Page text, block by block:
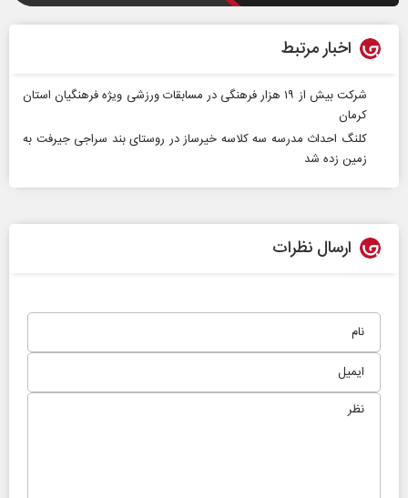
اخبار مرتبط
شرکت بیش از ۱۹ هزار فرهنگی در مسابقات ورزشی ویژه فرهنگیان استان
کرمان
کلنگ احداث مدرسه سه کلاسه خیرساز در روستای بند سراجی جیرفت به
زمین زده شد
ارسال نظرات